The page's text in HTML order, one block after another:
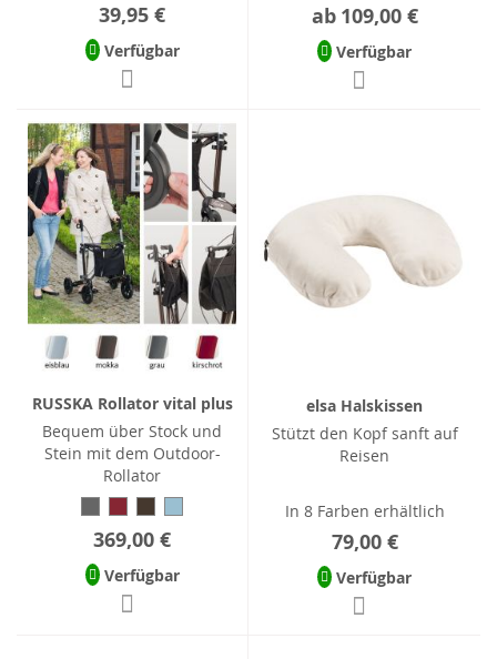
39,95 €
Verfügbar
ab 109,00 €
Verfügbar
RUSSKA Rollator vital plus
Bequem über Stock und
Stein mit dem Outdoor-
Rollator
369,00 €
Verfügbar
elsa Halskissen
Stützt den Kopf sanft auf
Reisen
In 8 Farben erhältlich
79,00 €
Verfügbar